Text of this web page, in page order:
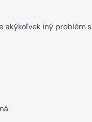
akýkoľvek iný problém s